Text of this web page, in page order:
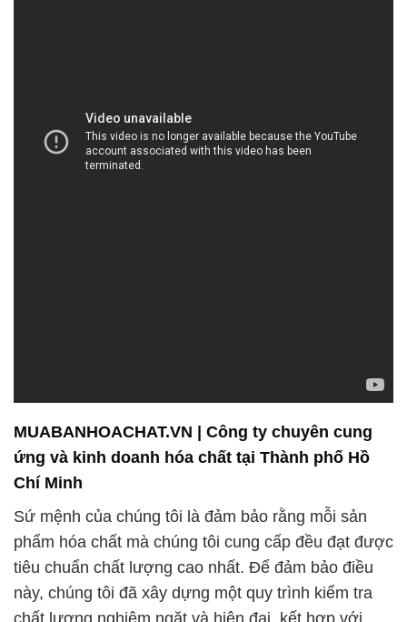
MUABANHOACHAT.VN | Công ty chuyên cung
ứng và kinh doanh hóa chất tại Thành phố Hồ
Chí Minh
Sứ mệnh của chúng tôi là đảm bảo rằng mỗi sản
phẩm hóa chất mà chúng tôi cung cấp đều đạt được
tiêu chuẩn chất lượng cao nhất. Để đảm bảo điều
này, chúng tôi đã xây dựng một quy trình kiểm tra
chất lượng nghiêm ngặt và hiện đại, kết hợp với